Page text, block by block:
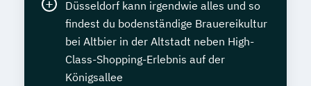
Düsseldorf kann irgendwie alles und so
findest du bodenständige Brauereikultur
bei Altbier in der Altstadt neben High-
Class-Shopping-Erlebnis auf der
Königsallee